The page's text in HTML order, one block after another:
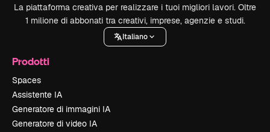
La piattaforma creativa per realizzare i tuoi migliori lavori. Oltre
1 milione di abbonati tra creativi, imprese, agenzie e studi.
Italiano
Prodotti
Spaces
Assistente IA
Generatore di immagini IA
Generatore di video IA